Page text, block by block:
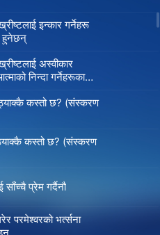
इन्कार गर्नेहरू
हुनेछन्
अस्वीकार
निन्दा गर्नेहरूका
ठ्याक्कै कस्तो छ? (संस्करण
कस्तो छ? (संस्करण
साँच्चै प्रेम गर्दैनौ
परमेश्‍वरको भर्त्सना